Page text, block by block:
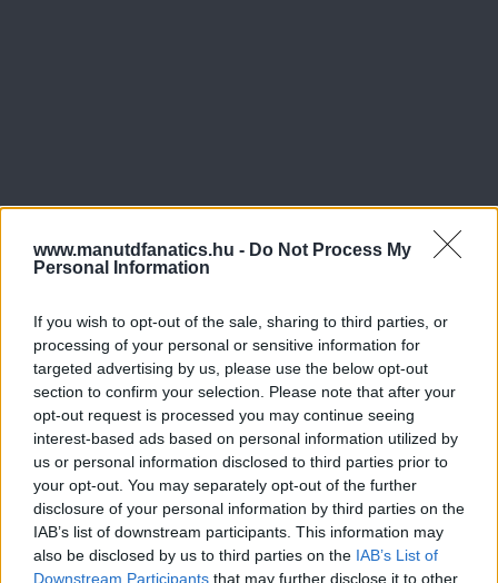
www.manutdfanatics.hu - Do Not Process My
Personal Information
If you wish to opt-out of the sale, sharing to third parties, or
processing of your personal or sensitive information for
targeted advertising by us, please use the below opt-out
section to confirm your selection. Please note that after your
opt-out request is processed you may continue seeing
interest-based ads based on personal information utilized by
us or personal information disclosed to third parties prior to
your opt-out. You may separately opt-out of the further
disclosure of your personal information by third parties on the
IAB’s list of downstream participants. This information may
also be disclosed by us to third parties on the IAB’s List of
Downstream Participants that may further disclose it to other